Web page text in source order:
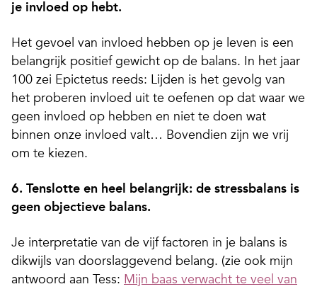
je invloed op hebt.
Het gevoel van invloed hebben op je leven is een
belangrijk positief gewicht op de balans. In het jaar
100 zei Epictetus reeds: Lijden is het gevolg van
het proberen invloed uit te oefenen op dat waar we
geen invloed op hebben en niet te doen wat
binnen onze invloed valt… Bovendien zijn we vrij
om te kiezen.
6. Tenslotte en heel belangrijk: de stressbalans is
geen objectieve balans.
Je interpretatie van de vijf factoren in je balans is
dikwijls van doorslaggevend belang. (zie ook mijn
antwoord aan Tess: Mijn baas verwacht te veel van